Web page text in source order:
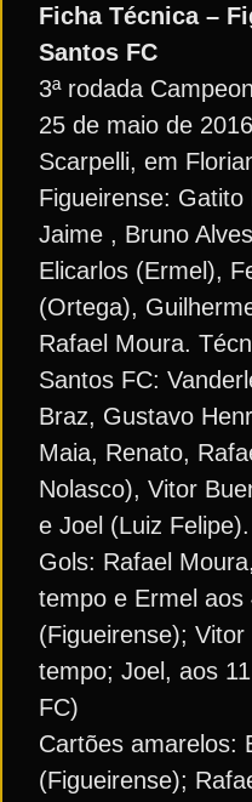
Ficha Técnica –
Santos FC
3ª rodada
25 de maio de
Scarpelli, em
Figueirense:
Jaime , Bruno
Elicarlos (Ermel),
(Ortega),
Rafael Moura.
Santos FC:
Braz, Gustavo
Maia, Renato,
Nolasco), Vitor
e Joel (Luiz
Gols: Rafael
tempo e Ermel aos
(Figueirense);
tempo; Joel, aos
FC)
Cartões amarelos:
(Figueirense);